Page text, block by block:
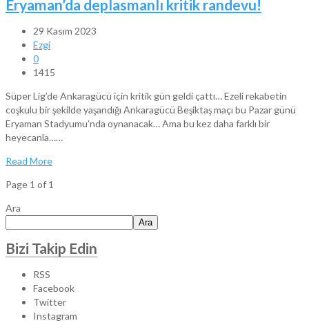
Eryaman’da deplasmanlı kritik randevu!
29 Kasım 2023
Ezgi
0
1415
Süper Lig’de Ankaragücü için kritik gün geldi çattı… Ezeli rekabetin
coşkulu bir şekilde yaşandığı Ankaragücü Beşiktaş maçı bu Pazar günü
Eryaman Stadyumu’nda oynanacak… Ama bu kez daha farklı bir
heyecanla……
Read More
Page 1 of 1
Ara
Ara
Bizi Takip Edin
RSS
Facebook
Twitter
Instagram